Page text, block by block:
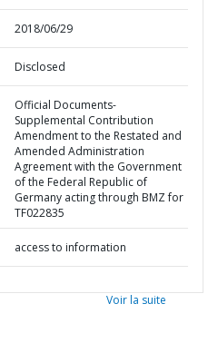
2018/06/29
Disclosed
Official Documents-
Supplemental Contribution
Amendment to the Restated and
Amended Administration
Agreement with the Government
of the Federal Republic of
Germany acting through BMZ for
TF022835
access to information
Voir la suite